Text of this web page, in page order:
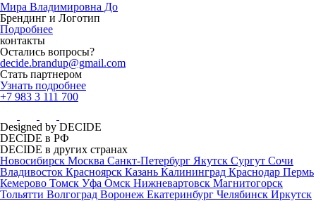
Мира Владимировна До
Брендинг и Логотип
Подробнее
контакты
Остались вопросы?
decide.brandup@gmail.com
Стать партнером
Узнать подробнее
+7 983 3 111 700
Designed by DECIDE
DECIDE в РФ
DECIDE в других странах
Новосибирск Москва Санкт-Петербург Якутск Сургут Сочи
Владивосток Красноярск Казань Калининград Краснодар Пермь
Кемерово Томск Уфа Омск Нижневартовск Магнитогорск
Тольятти Волгоград Воронеж Екатеринбург Челябинск Иркутск